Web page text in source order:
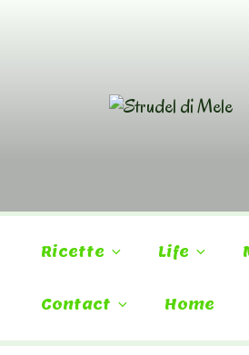
Ricette Life
Contact Home